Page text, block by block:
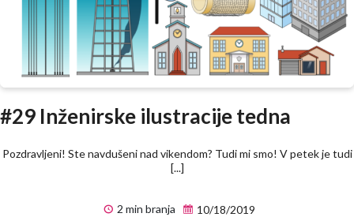
#29 Inženirske ilustracije tedna
Pozdravljeni! Ste navdušeni nad vikendom? Tudi mi smo! V petek je tudi
[...]
2 min branja 10/18/2019